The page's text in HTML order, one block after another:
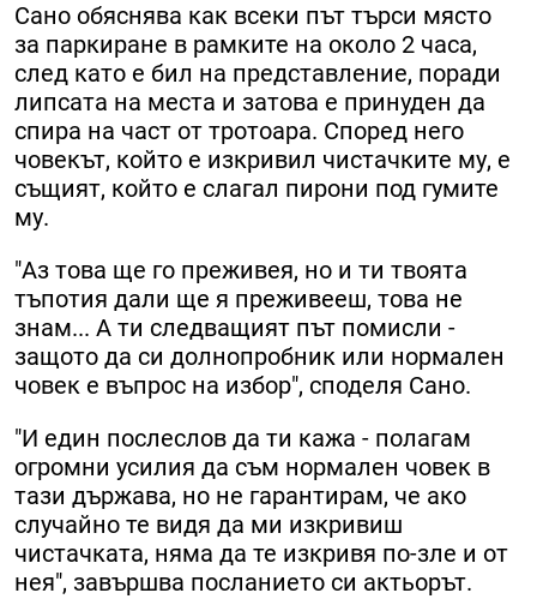
Сано обяснява как всеки път търси място
за паркиране в рамките на около 2 часа,
след като е бил на представление, поради
липсата на места и затова е принуден да
спира на част от тротоара. Според него
човекът, който е изкривил чистачките му, е
същият, който е слагал пирони под гумите
му.
"Аз това ще го преживея, но и ти твоята
тъпотия дали ще я преживееш, това не
знам... А ти следващият път помисли -
защото да си долнопробник или нормален
човек е въпрос на избор", споделя Сано.
"И един послеслов да ти кажа - полагам
огромни усилия да съм нормален човек в
тази държава, но не гарантирам, че ако
случайно те видя да ми изкривиш
чистачката, няма да те изкривя по-зле и от
нея", завършва посланието си актьорът.